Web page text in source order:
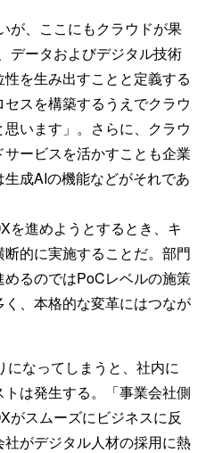
が、ここにもクラウドが果
データおよびデジタル技術
を生み出すことと定義する
スを構築するうえでクラウ
います」。さらに、クラウ
ービスを活かすことも企業
成AIの機能などがそれであ
を進めようとするとき、キ
的に実施することだ。部門
るのではPoCレベルの施策
、本格的な変革にはつなが
になってしまうと、社内に
は発生する。「事業会社側
がスムーズにビジネスに反
がデジタル人材の採用に熱